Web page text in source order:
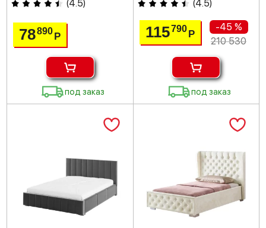
(4.5)
78890Р
под заказ
(4.5)
115790 Р
-45 %
210 530
под заказ